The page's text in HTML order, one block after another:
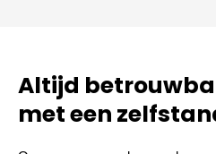
Altijd
met een